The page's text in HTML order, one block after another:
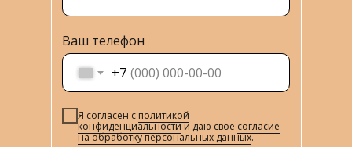
Ваш телефон
+7
Я согласен с политикой
конфиденциальностии даю свое согласие
на обработку персональных данных.